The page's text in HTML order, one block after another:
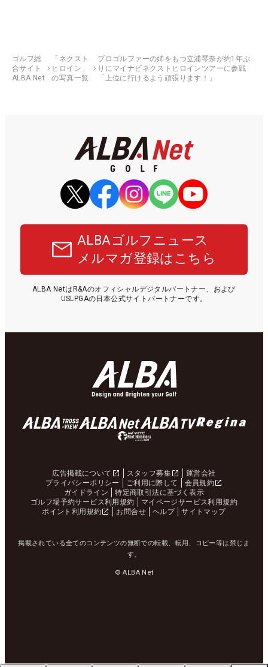
ゴルフ総
合サイト
ALBA Net
「ネクスト
ヒロイン」
の写真一覧
プロゴルファーの姉をもつ立浦琴奈が約1年ぶ
りにマイナビネクストヒロインツアーに参戦
「上位に行けるよう頑張ります！」
ALBAゴルフニュース
メルマガ登録はこちら
ALBA NetはR&Aのオフィシャルデジタルパートナー、および
USLPGAの日本公式サイトパートナーです。
広告掲載について スタッフ募集
運営会社
プライバシーポリシー
ご利用に際して
会員規約
ガイドライン
特定商取引法に基づく表示
ゴルフ場予約サービス利用規約
マイページサービス利用規約
ポイント利用規約
お問合せ ヘルプ サイトマップ
掲載されている全てのコンテンツの無断での転載、転用、コピー等は禁じま
す。
© ALBA Net